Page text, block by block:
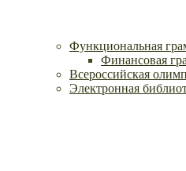
Функциональная
Финансовая
Всероссийская
Электронная